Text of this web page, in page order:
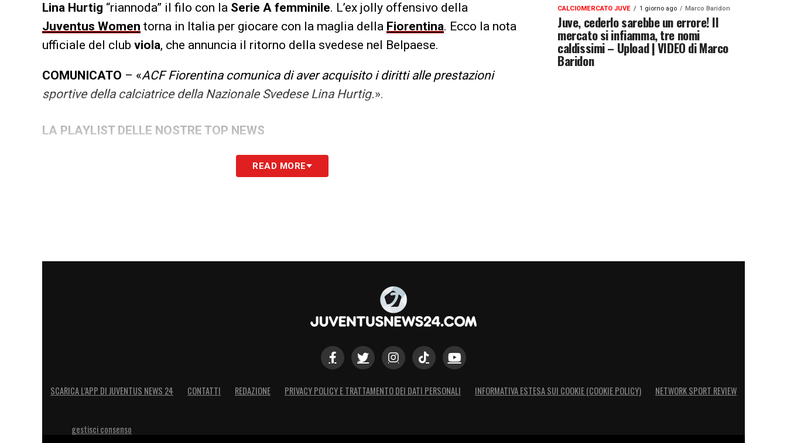
Lina Hurtig “riannoda” il filo con la Serie A femminile. L’ex jolly offensivo della
Juventus Women torna in Italia per giocare con la maglia della Fiorentina. Ecco la nota
ufficiale del club viola, che annuncia il ritorno della svedese nel Belpaese.
COMUNICATO – «ACF Fiorentina comunica di aver acquisito i diritti alle prestazioni
sportive della calciatrice della Nazionale Svedese Lina Hurtig.».
LA PLAYLIST DELLE NOSTRE TOP NEWS
READ MORE
CALCIOMERCATO JUVE 1 giorno ago Marco Baridon
Juve, cederlo sarebbe un errore! Il
mercato si infiamma, tre nomi
caldissimi – Upload | VIDEO di Marco
Baridon
SCARICA L’APP DI JUVENTUS NEWS 24 CONTATTI REDAZIONE PRIVACY POLICY E TRATTAMENTO DEI DATI PERSONALI INFORMATIVA ESTESA SUI COOKIE (COOKIE POLICY) NETWORK SPORT REVIEW
gestisci consenso